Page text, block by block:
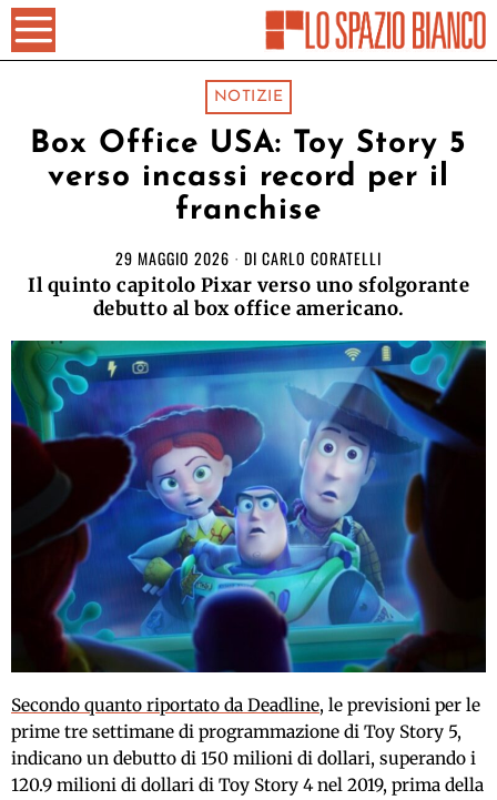
NOTIZIE
Box Office USA: Toy Story 5
verso incassi record per il
franchise
29 MAGGIO 2026 DI CARLO CORATELLI
Il quinto capitolo Pixar verso uno sfolgorante
debutto al box office americano.
Secondo quanto riportato da Deadline, le previsioni per le
prime tre settimane di programmazione di Toy Story 5,
indicano un debutto di 150 milioni di dollari, superando i
120.9 milioni di dollari di Toy Story 4 nel 2019, prima della